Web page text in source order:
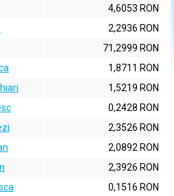
4,6053 RON
2,2936 RON
71,2999 RON
1,8711 RON
1,5219 RON
0,2428 RON
2,3526 RON
2,0892 RON
2,3926 RON
0,1516 RON